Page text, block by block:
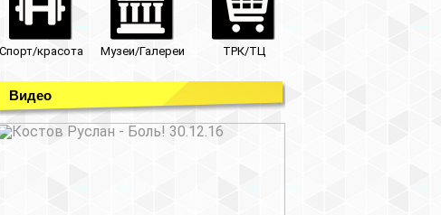
Спорт/красота Музеи/Галереи ТРК/ТЦ
Видео